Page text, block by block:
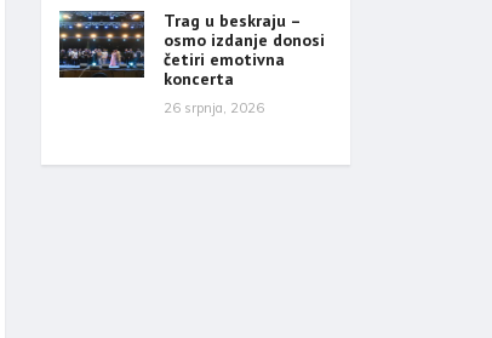
Trag u beskraju –
osmo izdanje donosi
četiri emotivna
koncerta
26 srpnja, 2026